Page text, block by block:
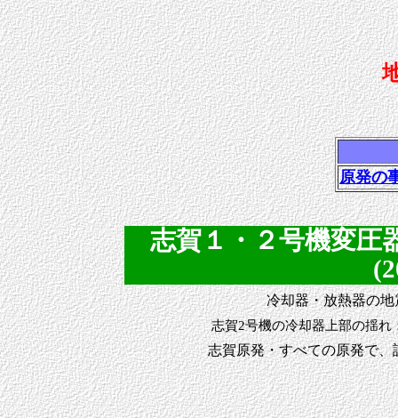
原発の
志賀１・２号機変圧
冷却器・放熱器の地
志賀2号機の冷却器上部の揺れ
志賀原発・すべての原発で